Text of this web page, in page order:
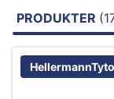
PRODUKTER